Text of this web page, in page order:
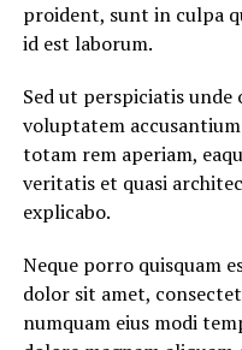
proident, sunt in culpa
id est laborum.
Sed ut perspiciatis
voluptatem
totam rem aperiam,
veritatis et quasi
explicabo.
Neque porro quisquam
dolor sit amet,
numquam eius modi